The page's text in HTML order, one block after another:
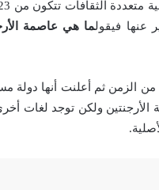
عنها فيقولما هي عاصمة
الأرجنتين ولكن توجد لغات